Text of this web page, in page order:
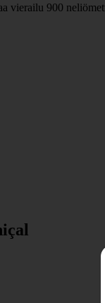
vierailu 900